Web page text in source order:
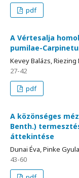
pdf
A Vértesalja
pumilae-
Kevey Balázs,
27-42
pdf
A közönséges
Benth.)
áttekintése
Dunai Éva, Pinke Gyula
43-60